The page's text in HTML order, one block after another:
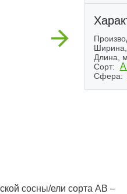
Next
Длина,
Сорт:
Сфера:
сосны/ели сорта AB –